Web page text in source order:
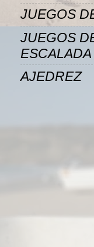
JUEGOS
JUEGOS
ESCALADA
AJEDREZ